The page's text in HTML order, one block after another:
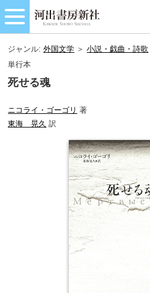
ジャンル:外国文学 ＞小説・戯曲・詩歌
単行本
死せる魂
ニコライ・ゴーゴリ 著
東海 晃久 訳